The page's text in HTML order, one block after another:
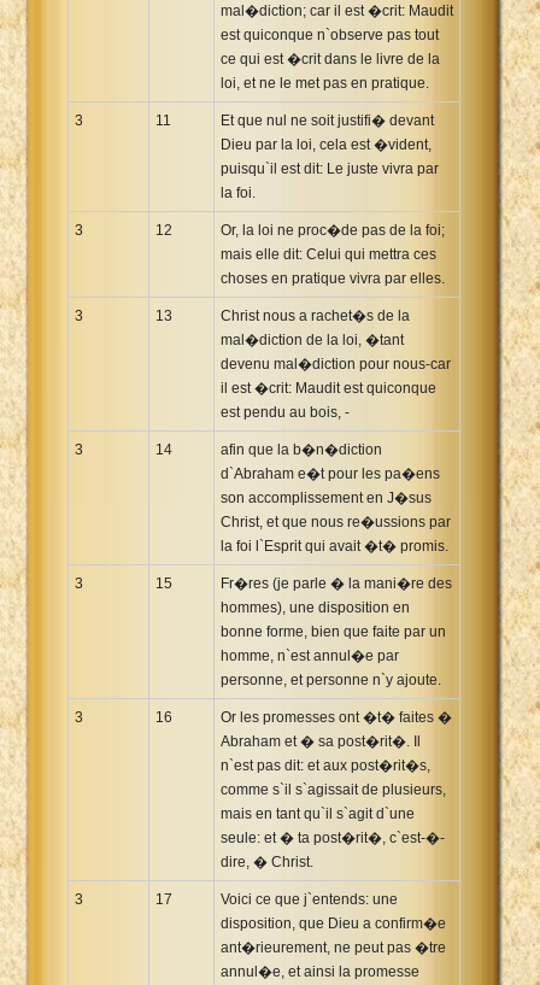
mal�diction; car il est �crit: Maudit
est quiconque n`observe pas tout
ce qui est �crit dans le livre de la
loi, et ne le met pas en pratique.
3 11
Et que nul ne soit justifi� devant
Dieu par la loi, cela est �vident,
puisqu`il est dit: Le juste vivra par
la foi.
3 12
Or, la loi ne proc�de pas de la foi;
mais elle dit: Celui qui mettra ces
choses en pratique vivra par elles.
3 13
Christ nous a rachet�s de la
mal�diction de la loi, �tant
devenu mal�diction pour nous-car
il est �crit: Maudit est quiconque
est pendu au bois, -
3 14
afin que la b�n�diction
d`Abraham e�t pour les pa�ens
son accomplissement en J�sus
Christ, et que nous re�ussions par
la foi l`Esprit qui avait �t� promis.
3 15
Fr�res (je parle � la mani�re des
hommes), une disposition en
bonne forme, bien que faite par un
homme, n`est annul�e par
personne, et personne n`y ajoute.
3 16
Or les promesses ont �t� faites �
Abraham et � sa post�rit�. Il
n`est pas dit: et aux post�rit�s,
comme s`il s`agissait de plusieurs,
mais en tant qu`il s`agit d`une
seule: et � ta post�rit�, c`est-�-
dire, � Christ.
3 17
Voici ce que j`entends: une
disposition, que Dieu a confirm�e
ant�rieurement, ne peut pas �tre
annul�e, et ainsi la promesse